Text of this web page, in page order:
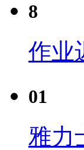
8
作业
01
雅力